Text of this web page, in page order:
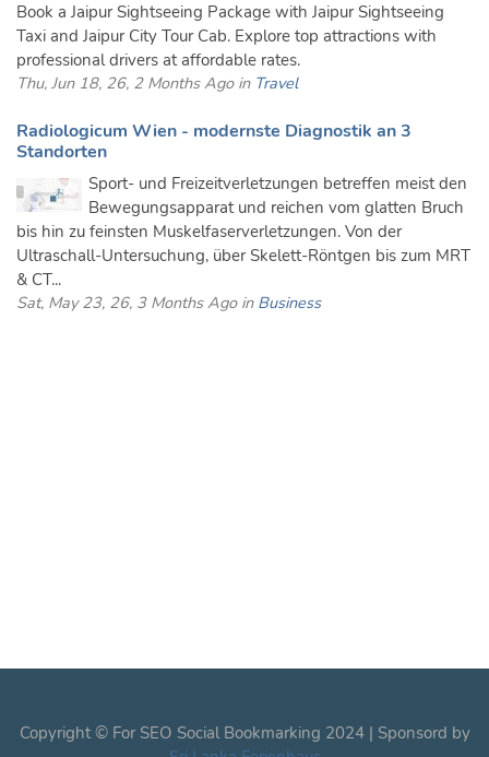
Book a Jaipur Sightseeing Package with Jaipur Sightseeing
Taxi and Jaipur City Tour Cab. Explore top attractions with
professional drivers at affordable rates.
Thu, Jun 18, 26, 2 Months Ago in Travel
Radiologicum Wien - modernste Diagnostik an 3
Standorten
Sport- und Freizeitverletzungen betreffen meist den
Bewegungsapparat und reichen vom glatten Bruch
bis hin zu feinsten Muskelfaserverletzungen. Von der
Ultraschall-Untersuchung, über Skelett-Röntgen bis zum MRT
& CT...
Sat, May 23, 26, 3 Months Ago in Business
Copyright © For SEO Social Bookmarking 2024 | Sponsord by